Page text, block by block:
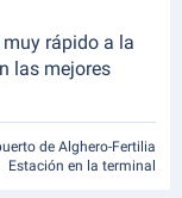
rápido a la
las mejores
de Alghero-Fertilia
Estación en la terminal